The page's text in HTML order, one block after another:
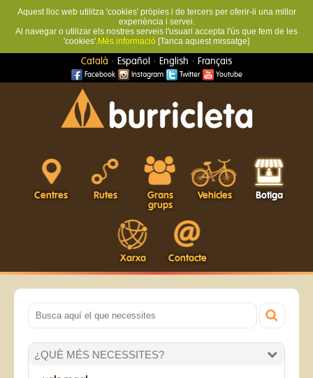
Aquest lloc web utilitza 'cookies' pròpies i de tercers per oferir-li una millor
experiència i servei.
Al navegar o utilizar els nostres serveis l'usuari accepta l'ús que fem de les
'cookies'.Més informació [Tanca aquest missatge]
Català · Español · English · Français
Facebook Instagram Twitter Youtube
Centres Rutes
Grans
grups
Vehicles Botiga
Xarxa Contacte
¿QUÈ MÉS NECESSITES?